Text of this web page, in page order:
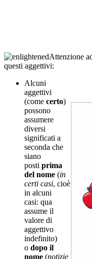
Attenzione
questi aggettivi:
Alcuni
aggettivi
(come certo)
possono
assumere
diversi
significati a
seconda che
siano
posti prima
del nome (in
certi casi, cioè
in alcuni
casi: qua
assume il
valore di
aggettivo
indefinito)
o dopo il
nome (notizie